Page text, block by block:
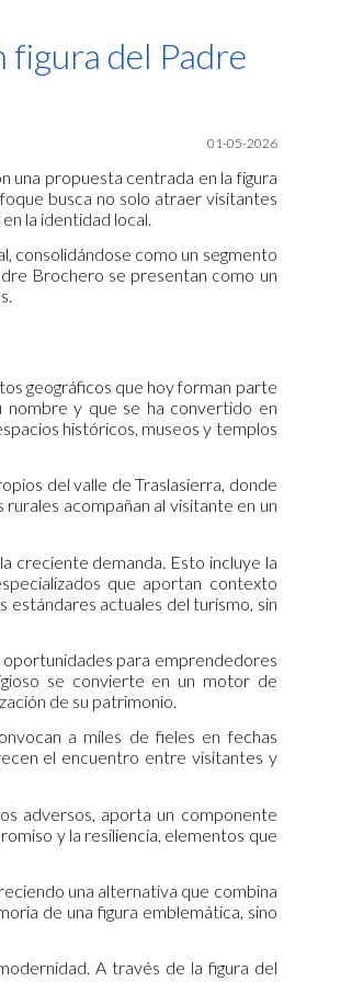
del Padre
01-05-2026
una propuesta centrada en la figura
busca no solo atraer visitantes
la identidad local.
consolidándose como un segmento
Brochero se presentan como un
geográficos que hoy forman parte
nombre y que se ha convertido en
históricos, museos y templos
del valle de Traslasierra, donde
acompañan al visitante en un
creciente demanda. Esto incluye la
que aportan contexto
estándares actuales del turismo, sin
para emprendedores
se convierte en un motor de
de su patrimonio.
a miles de fieles en fechas
el encuentro entre visitantes y
adversos, aporta un componente
y la resiliencia, elementos que
una alternativa que combina
de una figura emblemática, sino
A través de la figura del